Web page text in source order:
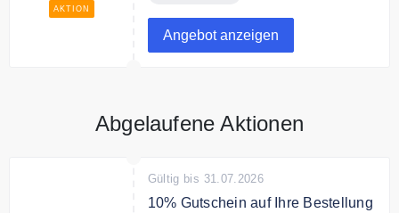
AKTION
Angebot anzeigen
Abgelaufene Aktionen
Gültig bis 31.07.2026
10% Gutschein auf Ihre Bestellung